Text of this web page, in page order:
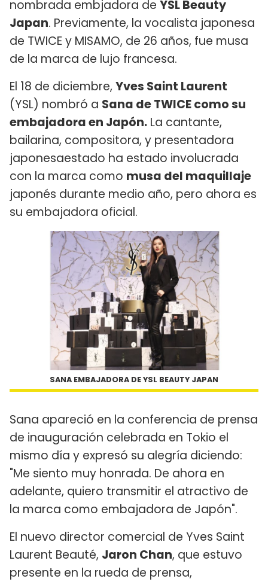
nombrada embjadora de YSL Beauty
Japan. Previamente, la vocalista japonesa
de TWICE y MISAMO, de 26 años, fue musa
de la marca de lujo francesa.
El 18 de diciembre, Yves Saint Laurent
(YSL) nombró a Sana de TWICE como su
embajadora en Japón. La cantante,
bailarina, compositora, y presentadora
japonesaestado ha estado involucrada
con la marca como musa del maquillaje
japonés durante medio año, pero ahora es
su embajadora oficial.
SANA EMBAJADORA DE YSL BEAUTY JAPAN
Sana apareció en la conferencia de prensa
de inauguración celebrada en Tokio el
mismo día y expresó su alegría diciendo:
"Me siento muy honrada. De ahora en
adelante, quiero transmitir el atractivo de
la marca como embajadora de Japón".
El nuevo director comercial de Yves Saint
Laurent Beauté, Jaron Chan, que estuvo
presente en la rueda de prensa,